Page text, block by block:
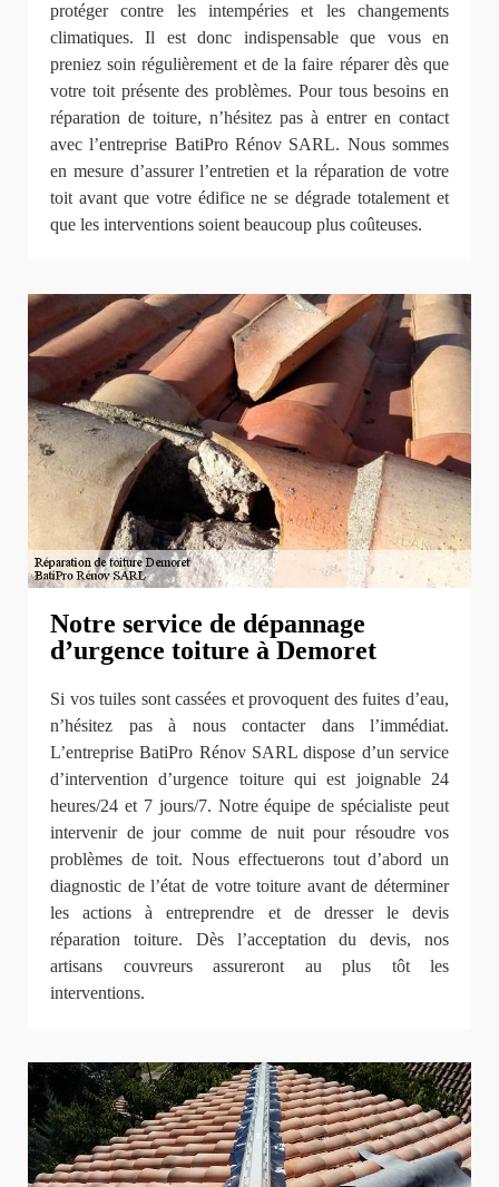
protéger contre les intempéries et les changements
climatiques. Il est donc indispensable que vous en
preniez soin régulièrement et de la faire réparer dès que
votre toit présente des problèmes. Pour tous besoins en
réparation de toiture, n’hésitez pas à entrer en contact
avec l’entreprise BatiPro Rénov SARL. Nous sommes
en mesure d’assurer l’entretien et la réparation de votre
toit avant que votre édifice ne se dégrade totalement et
que les interventions soient beaucoup plus coûteuses.
Notre service de dépannage
d’urgence toiture à Demoret
Si vos tuiles sont cassées et provoquent des fuites d’eau,
n’hésitez pas à nous contacter dans l’immédiat.
L’entreprise BatiPro Rénov SARL dispose d’un service
d’intervention d’urgence toiture qui est joignable 24
heures/24 et 7 jours/7. Notre équipe de spécialiste peut
intervenir de jour comme de nuit pour résoudre vos
problèmes de toit. Nous effectuerons tout d’abord un
diagnostic de l’état de votre toiture avant de déterminer
les actions à entreprendre et de dresser le devis
réparation toiture. Dès l’acceptation du devis, nos
artisans couvreurs assureront au plus tôt les
interventions.